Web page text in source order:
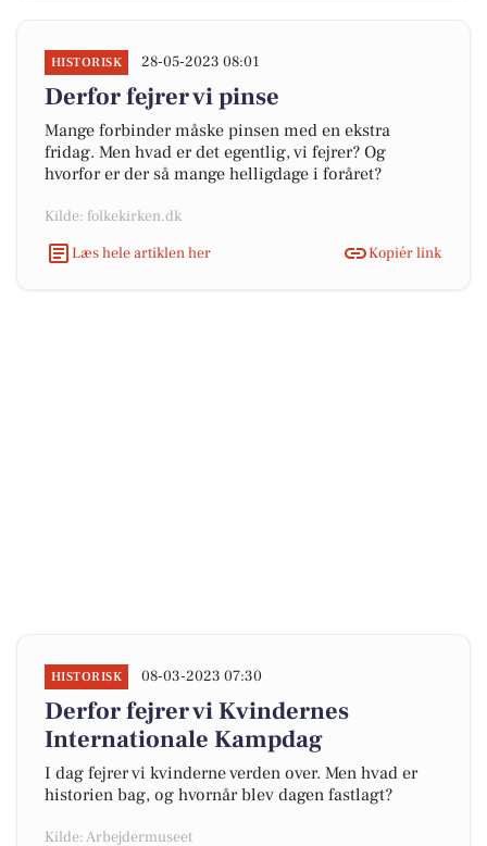
HISTORISK 28-05-2023 08:01
Derfor fejrer vi pinse
Mange forbinder måske pinsen med en ekstra
fridag. Men hvad er det egentlig, vi fejrer? Og
hvorfor er der så mange helligdage i foråret?
Kilde: folkekirken.dk
Læs hele artiklen her
Kopiér link
HISTORISK 08-03-2023 07:30
Derfor fejrer vi Kvindernes
Internationale Kampdag
I dag fejrer vi kvinderne verden over. Men hvad er
historien bag, og hvornår blev dagen fastlagt?
Kilde: Arbejdermuseet